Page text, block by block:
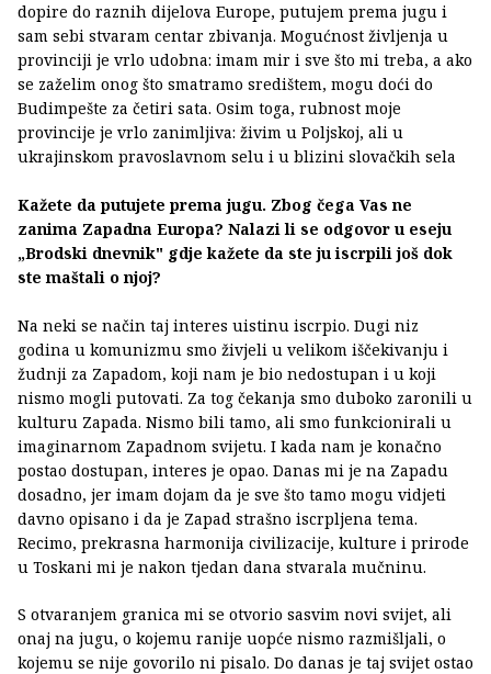
dopire do raznih dijelova Europe, putujem prema jugu i
sam sebi stvaram centar zbivanja. Mogućnost življenja u
provinciji je vrlo udobna: imam mir i sve što mi treba, a ako
se zaželim onog što smatramo središtem, mogu doći do
Budimpešte za četiri sata. Osim toga, rubnost moje
provincije je vrlo zanimljiva: živim u Poljskoj, ali u
ukrajinskom pravoslavnom selu i u blizini slovačkih sela
Kažete da putujete prema jugu. Zbog čega Vas ne
zanima Zapadna Europa? Nalazi li se odgovor u eseju
„Brodski dnevnik" gdje kažete da ste ju iscrpili još dok
ste maštali o njoj?
Na neki se način taj interes uistinu iscrpio. Dugi niz
godina u komunizmu smo živjeli u velikom iščekivanju i
žudnji za Zapadom, koji nam je bio nedostupan i u koji
nismo mogli putovati. Za tog čekanja smo duboko zaronili u
kulturu Zapada. Nismo bili tamo, ali smo funkcionirali u
imaginarnom Zapadnom svijetu. I kada nam je konačno
postao dostupan, interes je opao. Danas mi je na Zapadu
dosadno, jer imam dojam da je sve što tamo mogu vidjeti
davno opisano i da je Zapad strašno iscrpljena tema.
Recimo, prekrasna harmonija civilizacije, kulture i prirode
u Toskani mi je nakon tjedan dana stvarala mučninu.
S otvaranjem granica mi se otvorio sasvim novi svijet, ali
onaj na jugu, o kojemu ranije uopće nismo razmišljali, o
kojemu se nije govorilo ni pisalo. Do danas je taj svijet ostao